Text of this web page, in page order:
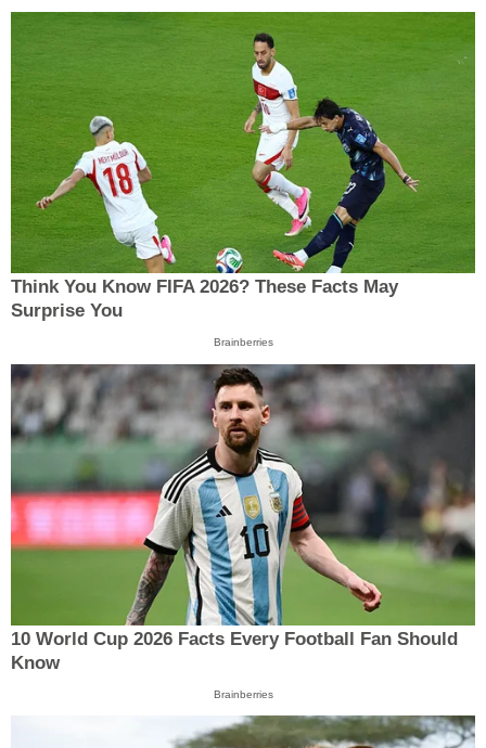
Think You Know FIFA 2026? These Facts May
Surprise You
Brainberries
10 World Cup 2026 Facts Every Football Fan Should
Know
Brainberries